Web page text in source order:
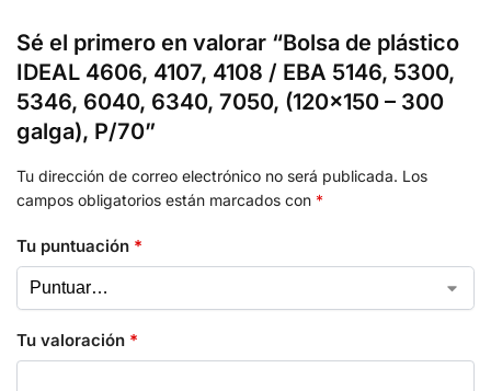
Sé el primero en valorar “Bolsa de plástico
IDEAL 4606, 4107, 4108 / EBA 5146, 5300,
5346, 6040, 6340, 7050, (120×150 – 300
galga), P/70”
Tu dirección de correo electrónico no será publicada. Los
campos obligatorios están marcados con *
Tu puntuación *
Tu valoración *